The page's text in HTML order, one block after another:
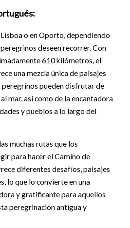
o en Oporto, dependiendo
deseen recorrer. Con
610 kilómetros, el
una mezcla única de paisajes
peregrinos pueden disfrutar de
mar, así como de la encantadora
y pueblos a lo largo del
muchas rutas que los
para hacer el Camino de
diferentes desafíos, paisajes
lo que lo convierte en una
y gratificante para aquellos
peregrinación antigua y